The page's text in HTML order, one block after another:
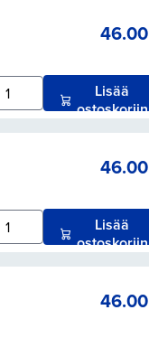
46.00
Lisää
ostoskoriin
46.00
Lisää
ostoskoriin
46.00